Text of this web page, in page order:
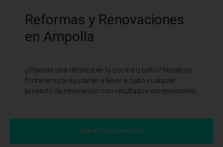
Reformas y Renovaciones
en Ampolla
¿Planeas una reforma en tu cocina o baño? Nuestros
fontaneros te ayudarán a llevar a cabo cualquier
proyecto de renovación con resultados excepcionales.
PEDIR PRESUPUESTO